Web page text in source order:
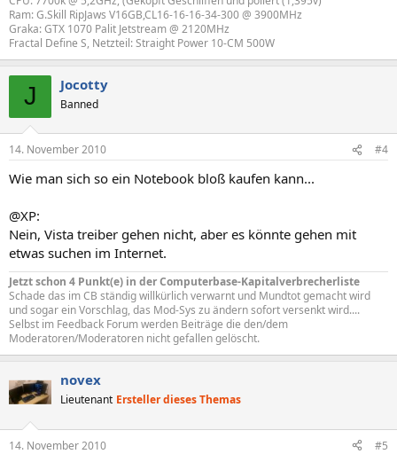
Ram: G.Skill RipJaws V16GB,CL16-16-16-34-300 @ 3900MHz
Graka: GTX 1070 Palit Jetstream @ 2120MHz
Fractal Define S, Netzteil: Straight Power 10-CM 500W
J Jocotty
Banned
14. November 2010 #4
Wie man sich so ein Notebook bloß kaufen kann...
@XP:
Nein, Vista treiber gehen nicht, aber es könnte gehen mit
etwas suchen im Internet.
Jetzt schon 4 Punkt(e) in der Computerbase-Kapitalverbrecherliste
Schade das im CB ständig willkürlich verwarnt und Mundtot gemacht wird
und sogar ein Vorschlag, das Mod-Sys zu ändern sofort versenkt wird....
Selbst im Feedback Forum werden Beiträge die den/dem
Moderatoren/Moderatoren nicht gefallen gelöscht.
novex
Lieutenant Ersteller dieses Themas
14. November 2010 #5